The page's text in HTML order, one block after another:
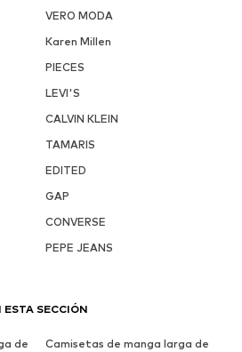
VERO MODA
Karen Millen
PIECES
LEVI'S
CALVIN KLEIN
TAMARIS
EDITED
GAP
CONVERSE
PEPE JEANS
ESTA SECCIÓN
de
Camisetas de manga larga de